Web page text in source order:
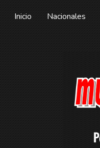
Inicio Nacionales